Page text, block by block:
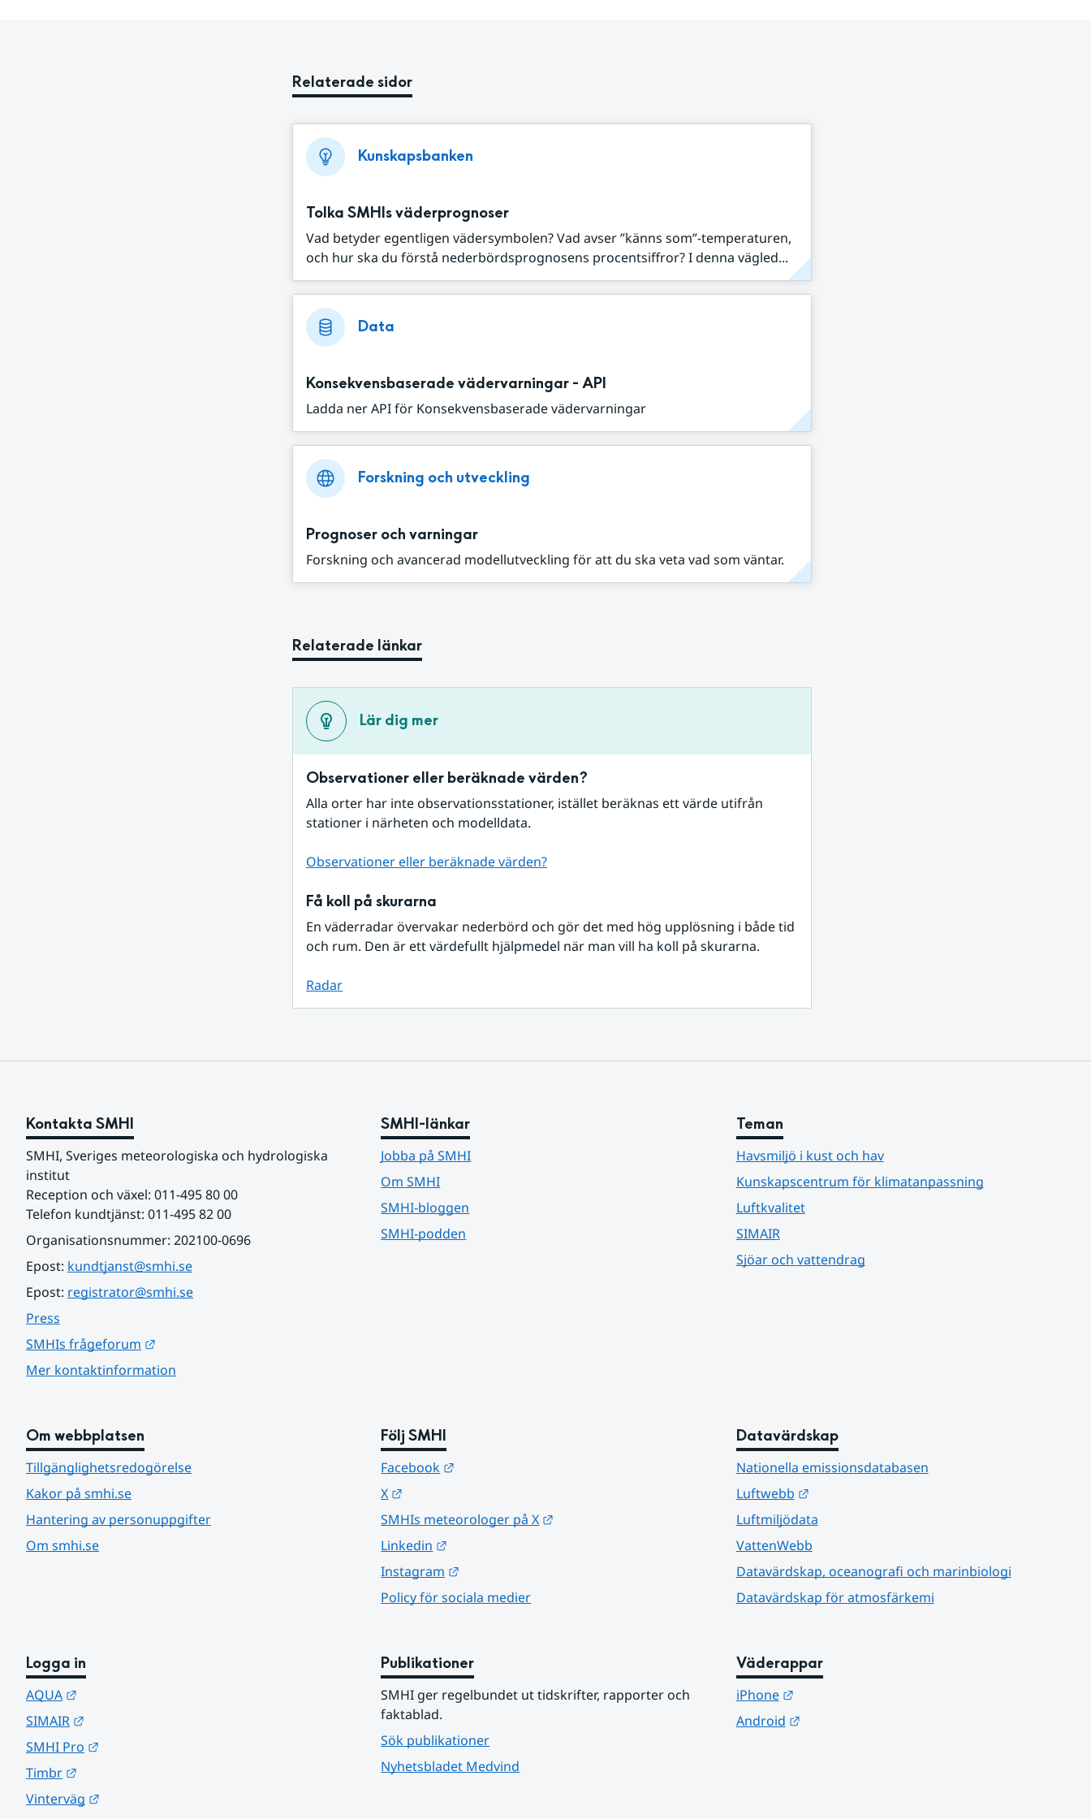
Relaterade sidor
Kunskapsbanken
Tolka SMHIs väderprognoser
Vad betyder egentligen vädersymbolen? Vad avser ”känns som”-temperaturen,
och hur ska du förstå nederbördsprognosens procentsiffror? I denna vägled...
Data
Konsekvensbaserade vädervarningar - API
Ladda ner API för Konsekvensbaserade vädervarningar
Forskning och utveckling
Prognoser och varningar
Forskning och avancerad modellutveckling för att du ska veta vad som väntar.
Relaterade länkar
Lär dig mer
Observationer eller beräknade värden?
Alla orter har inte observationsstationer, istället beräknas ett värde utifrån
stationer i närheten och modelldata.
Observationer eller beräknade värden?
Få koll på skurarna
En väderradar övervakar nederbörd och gör det med hög upplösning i både tid
och rum. Den är ett värdefullt hjälpmedel när man vill ha koll på skurarna.
Radar
Kontakta SMHI
SMHI, Sveriges meteorologiska och hydrologiska
institut
Reception och växel: 011-495 80 00
Telefon kundtjänst: 011-495 82 00
Organisationsnummer: 202100-0696
Epost: kundtjanst@smhi.se
Epost: registrator@smhi.se
Press
SMHIs frågeforum
Mer kontaktinformation
SMHI-länkar
Jobba på SMHI
Om SMHI
SMHI-bloggen
SMHI-podden
Teman
Havsmiljö i kust och hav
Kunskapscentrum för klimatanpassning
Luftkvalitet
SIMAIR
Sjöar och vattendrag
Om webbplatsen
Tillgänglighetsredogörelse
Kakor på smhi.se
Hantering av personuppgifter
Om smhi.se
Följ SMHI
Facebook
X
SMHIs meteorologer på X
Linkedin
Instagram
Policy för sociala medier
Datavärdskap
Nationella emissionsdatabasen
Luftwebb
Länk till annan webbplats.
Luftmiljödata
VattenWebb
Datavärdskap, oceanografi och marinbiologi
Datavärdskap för atmosfärkemi
Logga in
AQUA
SIMAIR
SMHI Pro
Timbr
Vinterväg
Publikationer
SMHI ger regelbundet ut tidskrifter, rapporter och
faktablad.
Sök publikationer
Nyhetsbladet Medvind
Väderappar
iPhone
Länk till annan webbplats.
Android
Länk till annan webbplats.